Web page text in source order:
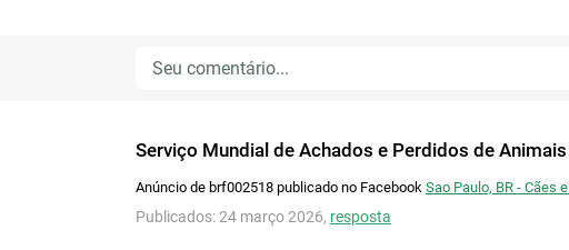
Serviço Mundial de Achados e Perdidos de
Anúncio de brf002518 publicado no Facebook Sao Paulo, BR - Cães
Publicados: 24 março 2026, resposta